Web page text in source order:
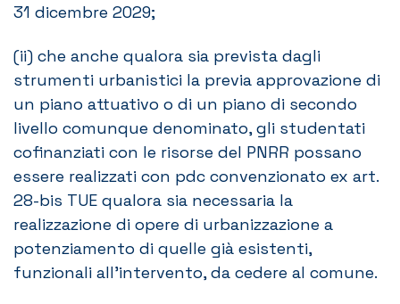
31 dicembre 2029;
(ii) che anche qualora sia prevista dagli
strumenti urbanistici la previa approvazione di
un piano attuativo o di un piano di secondo
livello comunque denominato, gli studentati
cofinanziati con le risorse del PNRR possano
essere realizzati con pdc convenzionato ex art.
28-bis TUE qualora sia necessaria la
realizzazione di opere di urbanizzazione a
potenziamento di quelle già esistenti,
funzionali all’intervento, da cedere al comune.